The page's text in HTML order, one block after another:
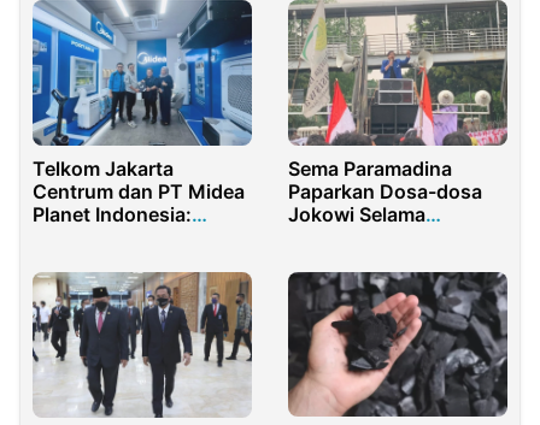
Telkom Jakarta
Centrum dan PT Midea
Planet Indonesia:
2025
Sema Paramadina
Paparkan Dosa-dosa
Jokowi Selama